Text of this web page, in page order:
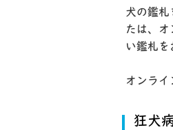
犬の鑑札
たは、
い鑑札
オンライ
狂犬